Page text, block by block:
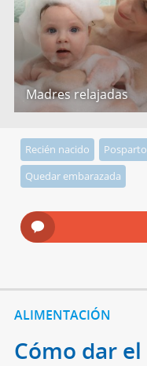
Madres relajadas
Recién nacido Posparto
Quedar embarazada
ALIMENTACIÓN
Cómo dar